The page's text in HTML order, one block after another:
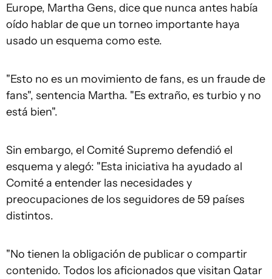
Europe, Martha Gens, dice que nunca antes había
oído hablar de que un torneo importante haya
usado un esquema como este.
"Esto no es un movimiento de fans, es un fraude de
fans", sentencia Martha. "Es extraño, es turbio y no
está bien".
Sin embargo, el Comité Supremo defendió el
esquema y alegó: "Esta iniciativa ha ayudado al
Comité a entender las necesidades y
preocupaciones de los seguidores de 59 países
distintos.
"No tienen la obligación de publicar o compartir
contenido. Todos los aficionados que visitan Qatar